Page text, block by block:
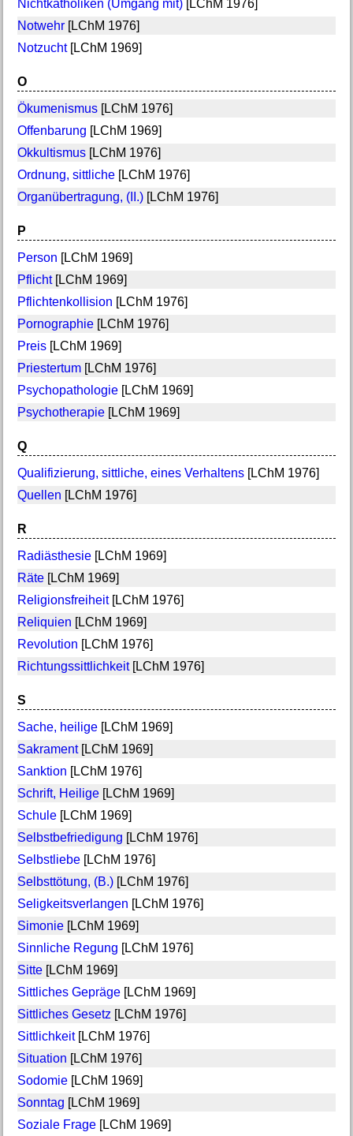
Nichtkatholiken (Umgang mit)[LChM 1976]
Notwehr[LChM 1976]
Notzucht[LChM 1969]
O
Ökumenismus[LChM 1976]
Offenbarung [LChM 1969]
Okkultismus[LChM 1976]
Ordnung, sittliche[LChM 1976]
Organübertragung, (II.)[LChM 1976]
P
Person [LChM 1969]
Pflicht[LChM 1969]
Pflichtenkollision [LChM 1976]
Pornographie[LChM 1976]
Preis[LChM 1969]
Priestertum[LChM 1976]
Psychopathologie[LChM 1969]
Psychotherapie[LChM 1969]
Q
Qualifizierung, sittliche, eines Verhaltens[LChM 1976]
Quellen [LChM 1976]
R
Radiästhesie[LChM 1969]
Räte[LChM 1969]
Religionsfreiheit[LChM 1976]
Reliquien [LChM 1969]
Revolution [LChM 1976]
Richtungssittlichkeit[LChM 1976]
S
Sache, heilige[LChM 1969]
Sakrament[LChM 1969]
Sanktion [LChM 1976]
Schrift, Heilige[LChM 1969]
Schule[LChM 1969]
Selbstbefriedigung [LChM 1976]
Selbstliebe[LChM 1976]
Selbsttötung, (B.)[LChM 1976]
Seligkeitsverlangen [LChM 1976]
Simonie[LChM 1969]
Sinnliche Regung [LChM 1976]
Sitte[LChM 1969]
Sittliches Gepräge[LChM 1969]
Sittliches Gesetz [LChM 1976]
Sittlichkeit[LChM 1976]
Situation [LChM 1976]
Sodomie[LChM 1969]
Sonntag [LChM 1969]
Soziale Frage[LChM 1969]